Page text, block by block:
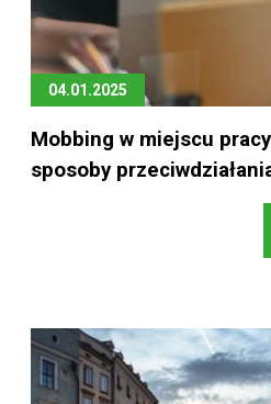
04.01.2025
Mobbing w miejscu
sposoby